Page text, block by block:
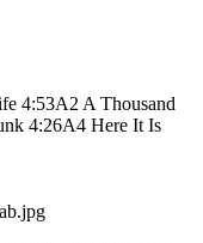
4:53A2 A Thousand
4:26A4 Here It Is